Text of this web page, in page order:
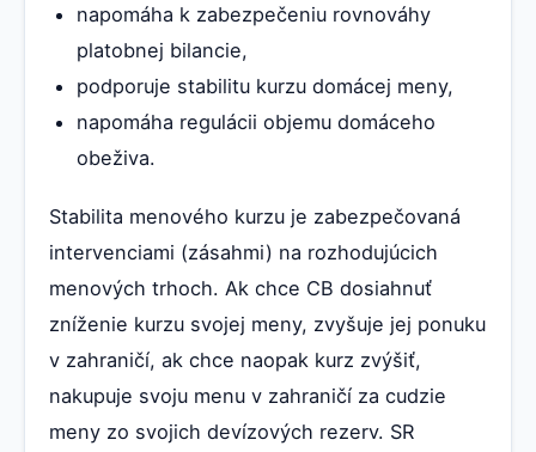
napomáha k zabezpečeniu rovnováhy
platobnej bilancie,
podporuje stabilitu kurzu domácej meny,
napomáha regulácii objemu domáceho
obeživa.
Stabilita menového kurzu je zabezpečovaná
intervenciami (zásahmi) na rozhodujúcich
menových trhoch. Ak chce CB dosiahnuť
zníženie kurzu svojej meny, zvyšuje jej ponuku
v zahraničí, ak chce naopak kurz zvýšiť,
nakupuje svoju menu v zahraničí za cudzie
meny zo svojich devízových rezerv. SR